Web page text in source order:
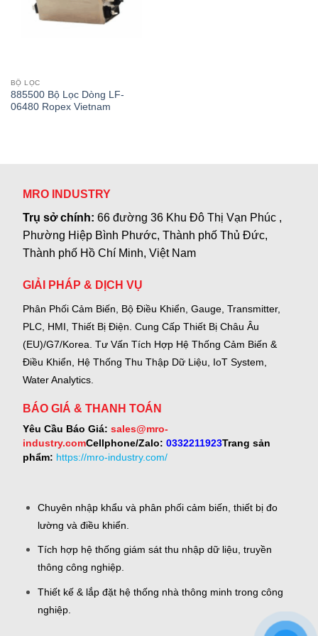
BỘ LỌC
885500 Bộ Lọc Dòng LF-
06480 Ropex Vietnam
MRO INDUSTRY
Trụ sở chính:66 đường 36 Khu Đô Thị Vạn Phúc ,
Phường Hiệp Bình Phước, Thành phố Thủ Đức,
Thành phố Hồ Chí Minh, Việt Nam
GIẢI PHÁP & DỊCH VỤ
Phân Phối Cảm Biến, Bộ Điều Khiển, Gauge, Transmitter,
PLC, HMI, Thiết Bị Điện. Cung Cấp Thiết Bị Châu Âu
(EU)/G7/Korea. Tư Vấn Tích Hợp Hệ Thống Cảm Biến &
Điều Khiển, Hệ Thống Thu Thập Dữ Liệu, IoT System,
Water Analytics.
BÁO GIÁ & THANH TOÁN
Yêu Cầu Báo Giá: sales@mro-
industry.comCellphone/Zalo: 0332211923Trang sản
phẩm: https://mro-industry.com/
Chuyên nhập khẩu và phân phối cảm biến, thiết bị đo
lường và điều khiển.
Tích hợp hệ thống giám sát thu nhập dữ liệu, truyền
thông công nghiệp.
Thiết kế & lắp đặt hệ thống nhà thông minh trong công
nghiệp.